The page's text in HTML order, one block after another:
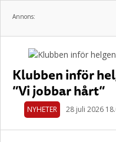
Annons:
Klubben inför
”Vi jobbar hårt”
NYHETER 28 juli 2026